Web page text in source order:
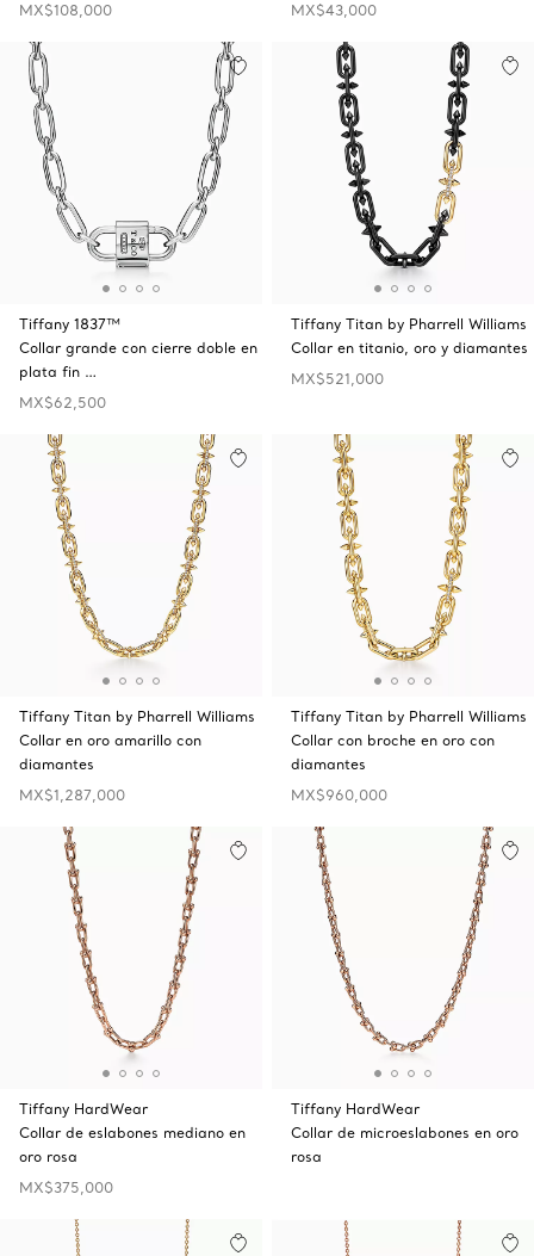
MX$108,000
MX$43,000
Tiffany 1837™
Collar grande con cierre doble en
plata fin …
MX$62,500
Tiffany Titan by Pharrell Williams
Collar en titanio, oro y diamantes
MX$521,000
Tiffany Titan by Pharrell Williams
Collar en oro amarillo con
diamantes
MX$1,287,000
Tiffany Titan by Pharrell Williams
Collar con broche en oro con
diamantes
MX$960,000
Tiffany HardWear
Collar de eslabones mediano en
oro rosa
MX$375,000
Tiffany HardWear
Collar de microeslabones en oro
rosa